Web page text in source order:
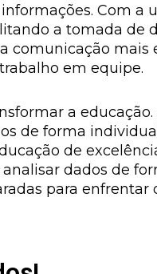
Com a
a tomada de
comunicação mais
em equipe.
a educação.
de forma
de
dados de
para enfrentar